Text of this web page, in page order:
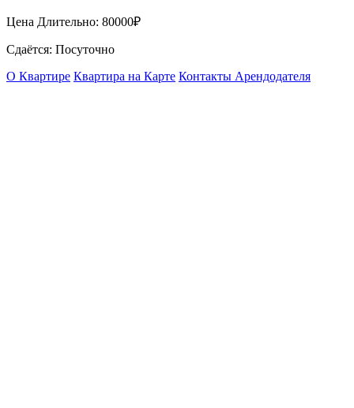
Цена Длительно: 80000₽
Сдаётся: Посуточно
О Квартире Квартира на Карте Контакты Арендодателя